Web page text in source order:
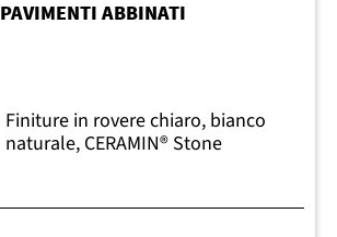
PAVIMENTI ABBINATI
Finiture in rovere chiaro, bianco
naturale, CERAMIN® Stone